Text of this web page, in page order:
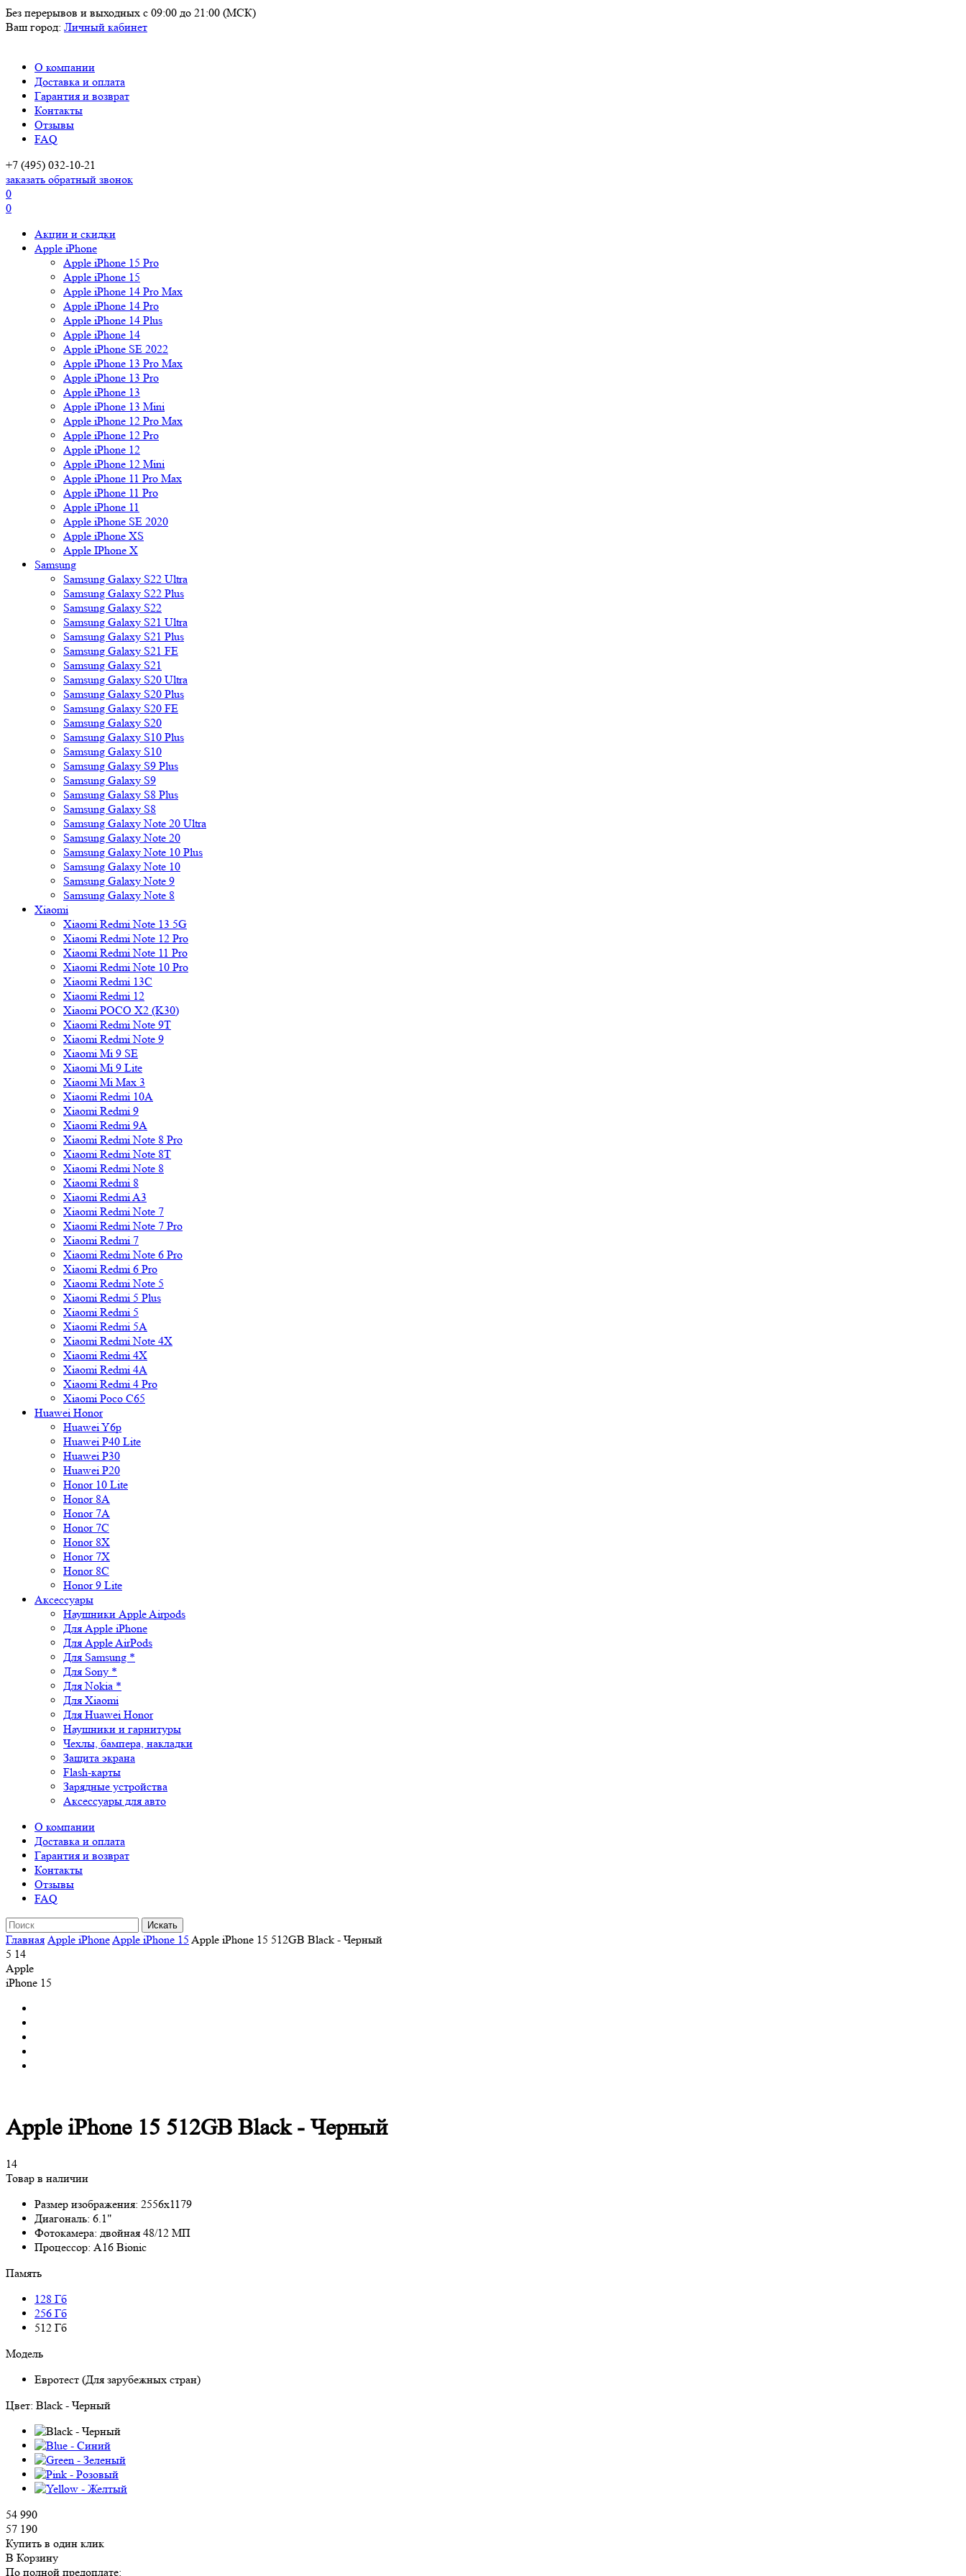
Без перерывов и выходных с 09:00 до 21:00 (МСК)
Ваш город: Личный кабинет
О компании
Доставка и оплата
Гарантия и возврат
Контакты
Отзывы
FAQ
+7 (495) 032-10-21
заказать обратный звонок
0
0
Акции и скидки
Apple iPhone
Apple iPhone 15 Pro
Apple iPhone 15
Apple iPhone 14 Pro Max
Apple iPhone 14 Pro
Apple iPhone 14 Plus
Apple iPhone 14
Apple iPhone SE 2022
Apple iPhone 13 Pro Max
Apple iPhone 13 Pro
Apple iPhone 13
Apple iPhone 13 Mini
Apple iPhone 12 Pro Max
Apple iPhone 12 Pro
Apple iPhone 12
Apple iPhone 12 Mini
Apple iPhone 11 Pro Max
Apple iPhone 11 Pro
Apple iPhone 11
Apple iPhone SE 2020
Apple iPhone XS
Apple IPhone X
Samsung
Samsung Galaxy S22 Ultra
Samsung Galaxy S22 Plus
Samsung Galaxy S22
Samsung Galaxy S21 Ultra
Samsung Galaxy S21 Plus
Samsung Galaxy S21 FE
Samsung Galaxy S21
Samsung Galaxy S20 Ultra
Samsung Galaxy S20 Plus
Samsung Galaxy S20 FE
Samsung Galaxy S20
Samsung Galaxy S10 Plus
Samsung Galaxy S10
Samsung Galaxy S9 Plus
Samsung Galaxy S9
Samsung Galaxy S8 Plus
Samsung Galaxy S8
Samsung Galaxy Note 20 Ultra
Samsung Galaxy Note 20
Samsung Galaxy Note 10 Plus
Samsung Galaxy Note 10
Samsung Galaxy Note 9
Samsung Galaxy Note 8
Xiaomi
Xiaomi Redmi Note 13 5G
Xiaomi Redmi Note 12 Pro
Xiaomi Redmi Note 11 Pro
Xiaomi Redmi Note 10 Pro
Xiaomi Redmi 13C
Xiaomi Redmi 12
Xiaomi POCO X2 (K30)
Xiaomi Redmi Note 9T
Xiaomi Redmi Note 9
Xiaomi Mi 9 SE
Xiaomi Mi 9 Lite
Xiaomi Mi Max 3
Xiaomi Redmi 10A
Xiaomi Redmi 9
Xiaomi Redmi 9A
Xiaomi Redmi Note 8 Pro
Xiaomi Redmi Note 8T
Xiaomi Redmi Note 8
Xiaomi Redmi 8
Xiaomi Redmi A3
Xiaomi Redmi Note 7
Xiaomi Redmi Note 7 Pro
Xiaomi Redmi 7
Xiaomi Redmi Note 6 Pro
Xiaomi Redmi 6 Pro
Xiaomi Redmi Note 5
Xiaomi Redmi 5 Plus
Xiaomi Redmi 5
Xiaomi Redmi 5A
Xiaomi Redmi Note 4X
Xiaomi Redmi 4X
Xiaomi Redmi 4A
Xiaomi Redmi 4 Pro
Xiaomi Poco C65
Huawei Honor
Huawei Y6p
Huawei P40 Lite
Huawei P30
Huawei P20
Honor 10 Lite
Honor 8A
Honor 7A
Honor 7C
Honor 8X
Honor 7X
Honor 8C
Honor 9 Lite
Аксессуары
Наушники Apple Airpods
Для Apple iPhone
Для Apple AirPods
Для Samsung *
Для Sony *
Для Nokia *
Для Xiaomi
Для Huawei Honor
Наушники и гарнитуры
Чехлы, бампера, накладки
Защита экрана
Flash-карты
Зарядные устройства
Аксессуары для авто
О компании
Доставка и оплата
Гарантия и возврат
Контакты
Отзывы
FAQ
Главная Apple iPhoneApple iPhone 15 Apple iPhone 15 512GB Black - Черный
5 14
Apple
iPhone 15
Apple iPhone 15 512GB Black - Черный
14
Товар в наличии
Размер изображения: 2556x1179
Диагональ: 6.1"
Фотокамера: двойная 48/12 МП
Процессор: A16 Bionic
Память
128 Гб
256 Гб
512 Гб
Модель
Евротест (Для зарубежных стран)
Цвет: Black - Черный
54 990
57 190
Купить в один клик
В Корзину
По полной предоплате: